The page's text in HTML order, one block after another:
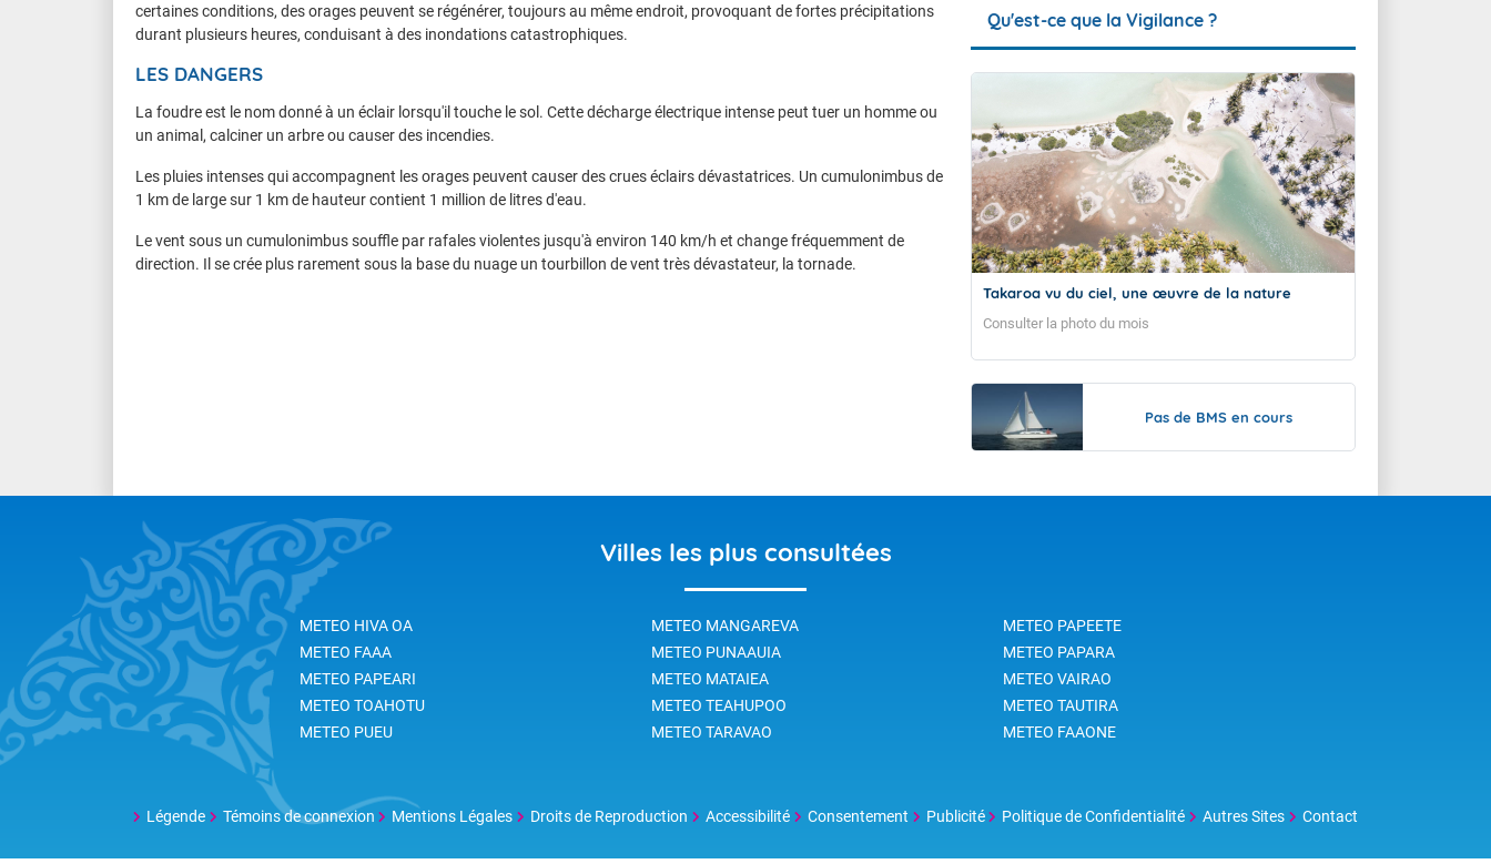
Accéder au site de Météo-France
certaines conditions, des orages peuvent se régénérer, toujours au même endroit, provoquant de fortes précipitations
durant plusieurs heures, conduisant à des inondations catastrophiques.
LES DANGERS
La foudre est le nom donné à un éclair lorsqu'il touche le sol. Cette décharge électrique intense peut tuer un homme ou
un animal, calciner un arbre ou causer des incendies.
Les pluies intenses qui accompagnent les orages peuvent causer des crues éclairs dévastatrices. Un cumulonimbus de
1 km de large sur 1 km de hauteur contient 1 million de litres d'eau.
Le vent sous un cumulonimbus souffle par rafales violentes jusqu'à environ 140 km/h et change fréquemment de
direction. Il se crée plus rarement sous la base du nuage un tourbillon de vent très dévastateur, la tornade.
Qu'est-ce que la Vigilance ?
Takaroa vu du ciel, une œuvre de la nature
Consulter la photo du mois
Pas de BMS en cours
Villes les plus consultées
METEO HIVA OA METEO MANGAREVA
METEO PAPEETE
METEO FAAA
METEO PUNAAUIA
METEO PAPARA
METEO PAPEARI
METEO MATAIEA
METEO VAIRAO
METEO TOAHOTU
METEO TEAHUPOO
METEO TAUTIRA
METEO PUEU
METEO TARAVAO METEO FAAONE
Légende Témoins de connexion Mentions Légales Droits de Reproduction Accessibilité Consentement Publicité Politique de Confidentialité Autres Sites Contact